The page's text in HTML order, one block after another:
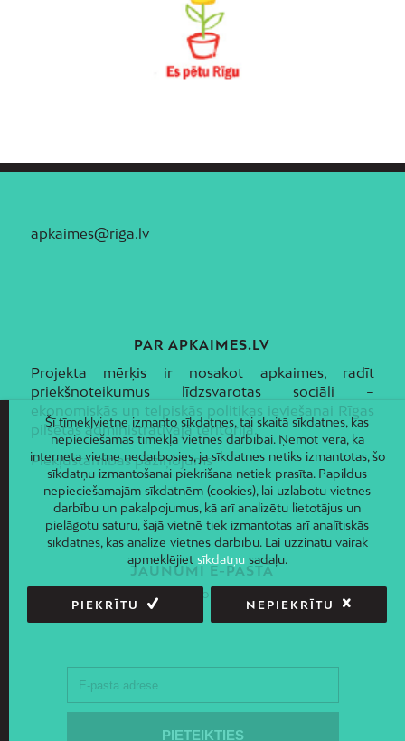
apkaimes@riga.lv
PAR APKAIMES.LV
Projekta mērķis ir nosakot apkaimes, radīt
priekšnoteikumus līdzsvarotas sociāli –
ekonomiskās un telpiskās politikas ieviešanai Rīgas
pilsētas administratīvajā teritorijā.
Piekļūstamības paziņojums
JAUNUMI E-PASTĀ
Piesakies un saņem jaunāko informāciju savā e-pastā!
Šī tīmekļvietne izmanto sīkdatnes, tai skaitā sīkdatnes, kas
nepieciešamas tīmekļa vietnes darbībai. Ņemot vērā, ka
interneta vietne nedarbosies, ja sīkdatnes netiks izmantotas, šo
sīkdatņu izmantošanai piekrišana netiek prasīta. Papildus
nepieciešamajām sīkdatnēm (cookies), lai uzlabotu vietnes
darbību un pakalpojumus, kā arī analizētu lietotājus un
pielāgotu saturu, šajā vietnē tiek izmantotas arī analītiskās
sīkdatnes, kas analizē vietnes darbību. Lai uzzinātu vairāk
apmeklējiet sīkdatņusadaļu.
PIEKRĪTU NEPIEKRĪTU